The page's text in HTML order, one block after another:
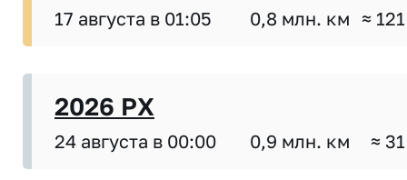
17 августа в 01:05 0,8 млн. км ≈
2026 PX
24 августа в 00:00 0,9 млн. км ≈